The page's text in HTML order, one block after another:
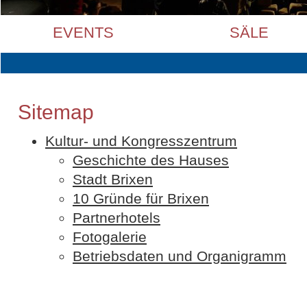
EVENTS SÄLE
Sitemap
Kultur- und Kongresszentrum
Geschichte des Hauses
Stadt Brixen
10 Gründe für Brixen
Partnerhotels
Fotogalerie
Betriebsdaten und Organigramm